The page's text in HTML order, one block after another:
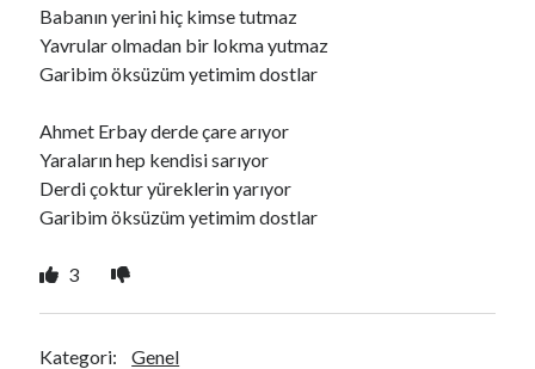
Babanın yerini hiç kimse tutmaz
Yavrular olmadan bir lokma yutmaz
Garibim öksüzüm yetimim dostlar
Ahmet Erbay derde çare arıyor
Yaraların hep kendisi sarıyor
Derdi çoktur yüreklerin yarıyor
Garibim öksüzüm yetimim dostlar
3
Kategori: Genel